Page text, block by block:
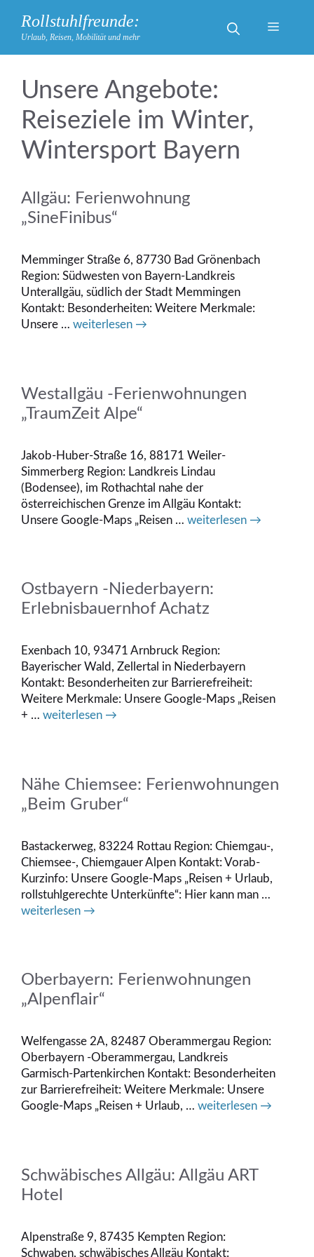
Inhalt
springen
Rollstuhlfreunde:
Urlaub, Reisen, Mobilität und mehr
Menü
Reiseziele im Winter,
Wintersport Bayern
Allgäu: Ferienwohnung
„SineFinibus“
Memminger Straße 6, 87730 Bad Grönenbach
Region: Südwesten von Bayern-Landkreis
Unterallgäu, südlich der Stadt Memmingen
Kontakt: Besonderheiten: Weitere Merkmale:
Unsere … weiterlesen →
Westallgäu -Ferienwohnungen
„TraumZeit Alpe“
Jakob-Huber-Straße 16, 88171 Weiler-
Simmerberg Region: Landkreis Lindau
(Bodensee), im Rothachtal nahe der
österreichischen Grenze im Allgäu Kontakt:
Unsere Google-Maps „Reisen … weiterlesen →
Ostbayern -Niederbayern:
Erlebnisbauernhof Achatz
Exenbach 10, 93471 Arnbruck Region:
Bayerischer Wald, Zellertal in Niederbayern
Kontakt: Besonderheiten zur Barrierefreiheit:
Weitere Merkmale: Unsere Google-Maps „Reisen
+ … weiterlesen →
Nähe Chiemsee: Ferienwohnungen
„Beim Gruber“
Bastackerweg, 83224 Rottau Region: Chiemgau-,
Chiemsee-, Chiemgauer Alpen Kontakt: Vorab-
Kurzinfo: Unsere Google-Maps „Reisen + Urlaub,
rollstuhlgerechte Unterkünfte“: Hier kann man …
weiterlesen →
Oberbayern: Ferienwohnungen
„Alpenflair“
Welfengasse 2A, 82487 Oberammergau Region:
Oberbayern -Oberammergau, Landkreis
Garmisch-Partenkirchen Kontakt: Besonderheiten
zur Barrierefreiheit: Weitere Merkmale: Unsere
Google-Maps „Reisen + Urlaub, … weiterlesen →
Schwäbisches Allgäu: Allgäu ART
Hotel
Alpenstraße 9, 87435 Kempten Region:
Schwaben, schwäbisches Allgäu Kontakt: